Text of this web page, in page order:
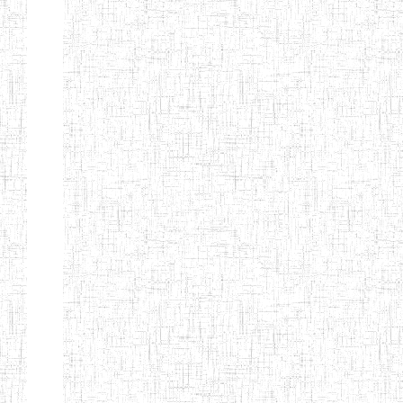
Etablissements
d'enseignement
secondaire
technique
et
professionnel
ESTP
Etablissements